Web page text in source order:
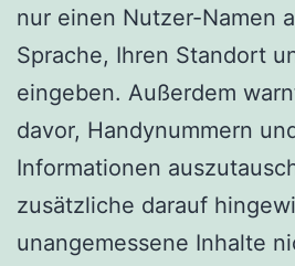
nur einen Nutzer-Namen
Sprache, Ihren Standort
eingeben. Außerdem
davor, Handynummern
Informationen
zusätzliche darauf
unangemessene Inhalte